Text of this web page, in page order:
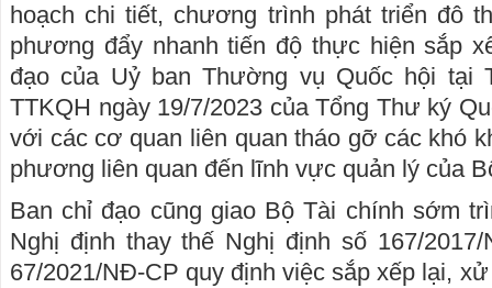
hoạch chi tiết, chương trình phát triển đô
phương đẩy nhanh tiến độ thực hiện sắp
đạo của Uỷ ban Thường vụ Quốc hội tại
TTKQH ngày 19/7/2023 của Tổng Thư ký
với các cơ quan liên quan tháo gỡ các khó
phương liên quan đến lĩnh vực quản lý của
Ban chỉ đạo cũng giao Bộ Tài chính sớm
Nghị định thay thế Nghị định số 167/
67/2021/NĐ-CP quy định việc sắp xếp lại,